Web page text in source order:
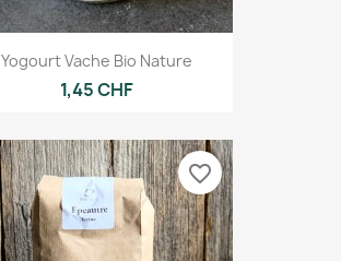
Yogourt Vache Bio Nature
1,45 CHF
favorite_border